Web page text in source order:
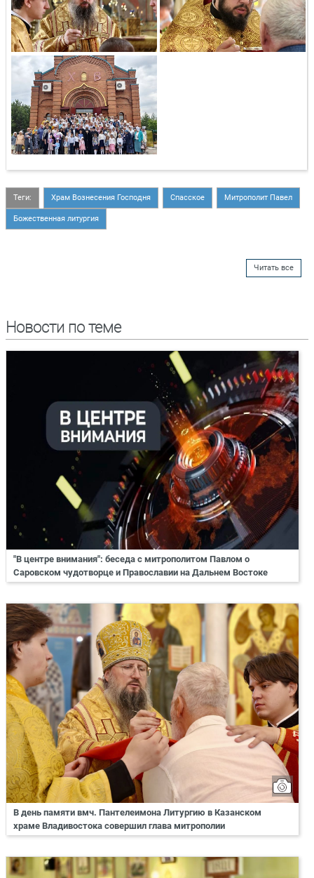
Теги: Храм Вознесения Господня Спасское Митрополит Павел
Божественная литургия
Читать все
Новости по теме
"В центре внимания": беседа с митрополитом Павлом о
Саровском чудотворце и Православии на Дальнем Востоке
В день памяти вмч. Пантелеимона Литургию в Казанском
храме Владивостока совершил глава митрополии